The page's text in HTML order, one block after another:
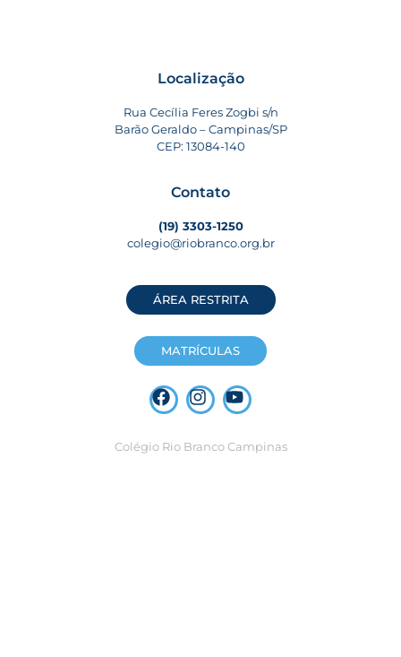
Localização
Rua Cecília Feres Zogbi s/n
Barão Geraldo – Campinas/SP
CEP: 13084-140
Contato
(19) 3303-1250
colegio@riobranco.org.br
ÁREA RESTRITA
MATRÍCULAS
Colégio Rio Branco Campinas